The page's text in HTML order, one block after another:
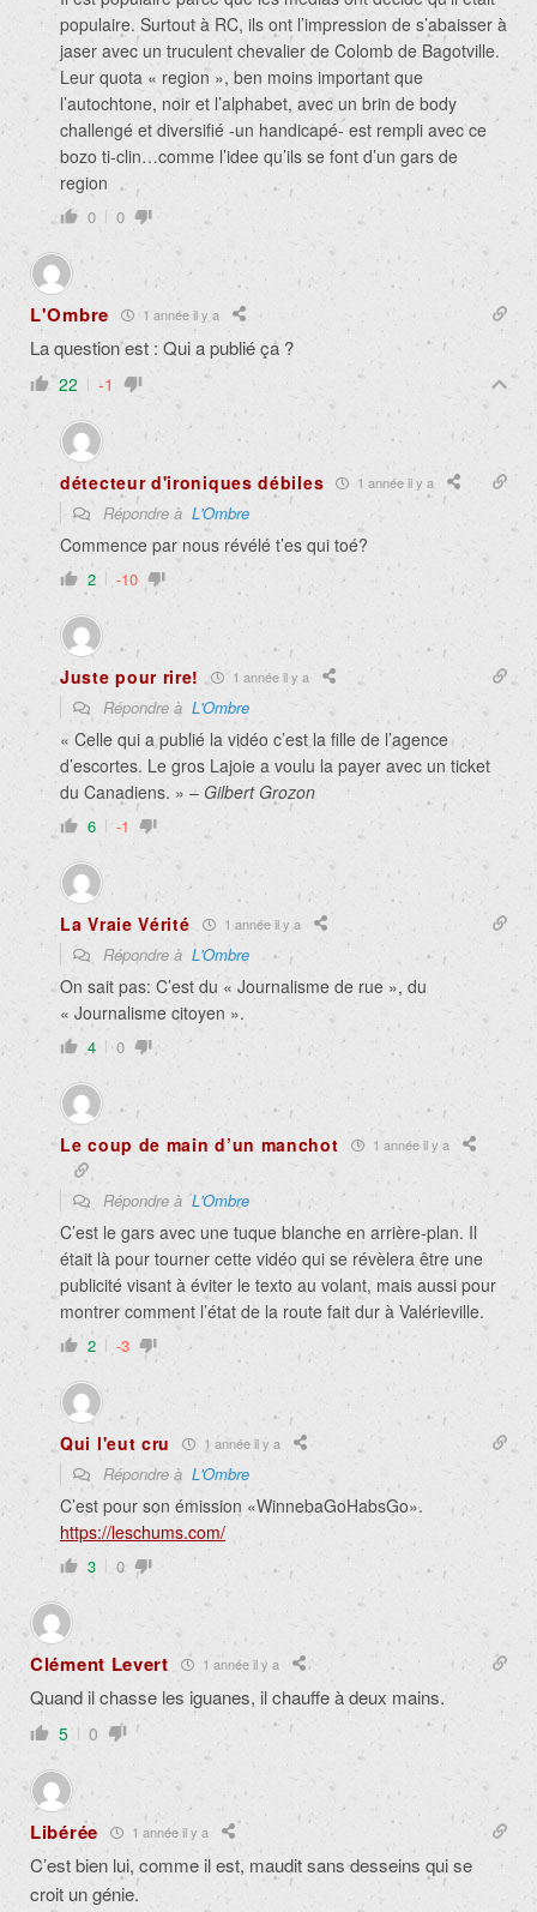
populaire. Surtout à RC, ils ont l’impression de s’abaisser à
jaser avec un truculent chevalier de Colomb de Bagotville.
Leur quota « region », ben moins important que
l’autochtone, noir et l’alphabet, avec un brin de body
challengé et diversifié -un handicapé- est rempli avec ce
bozo ti-clin…comme l’idee qu’ils se font d’un gars de
region
0 0
L'Ombre 1 année il y a
La question est : Qui a publié ça ?
22 -1
détecteur d'ironiques débiles 1 année il y a
Répondre à L'Ombre
Commence par nous révélé t’es qui toé?
2 -10
Juste pour rire! 1 année il y a
Répondre à L'Ombre
« Celle qui a publié la vidéo c’est la fille de l’agence
d’escortes. Le gros Lajoie a voulu la payer avec un ticket
du Canadiens. » – Gilbert Grozon
6 -1
La Vraie Vérité 1 année il y a
Répondre à L'Ombre
On sait pas: C’est du « Journalisme de rue », du
« Journalisme citoyen ».
4 0
Le coup de main d’un manchot 1 année il y a
Répondre àL'Ombre
C’est le gars avec une tuque blanche en arrière-plan. Il
était là pour tourner cette vidéo qui se révèlera être une
publicité visant à éviter le texto au volant, mais aussi pour
montrer comment l’état de la route fait dur à Valérieville.
2 -3
Qui l'eut cru 1 année il y a
Répondre à L'Ombre
C’est pour son émission «WinnebaGoHabsGo».
https://leschums.com/
3 0
Clément Levert 1 année il y a
Quand il chasse les iguanes, il chauffe à deux mains.
5 0
Libérée 1 année il y a
C’est bien lui, comme il est, maudit sans desseins qui se
croit un génie.